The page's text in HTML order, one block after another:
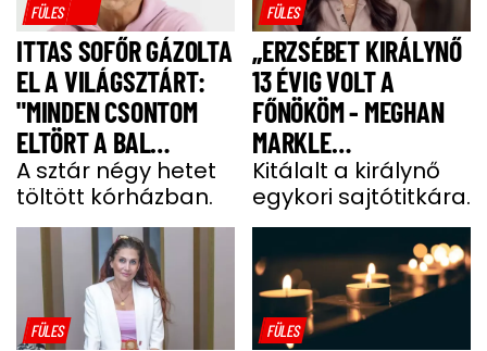
FÜLES
ITTAS SOFŐR GÁZOLTA
EL A VILÁGSZTÁRT:
"MINDEN CSONTOM
ELTÖRT A BAL
OLDALAMON"
A sztár négy hetet
töltött kórházban.
FÜLES
„ERZSÉBET KIRÁLYNŐ
13 ÉVIG VOLT A
FŐNÖKÖM - MEGHAN
MARKLE
MEGJEGYZÉSE
MEGDÖBBENTETT”
Kitálalt a királynő
egykori sajtótitkára.
FÜLES FÜLES